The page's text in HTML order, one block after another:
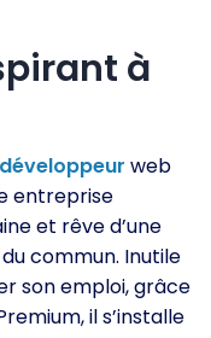
à
développeur web
entreprise
et rêve d’une
commun. Inutile
son emploi, grâce
il s’installe